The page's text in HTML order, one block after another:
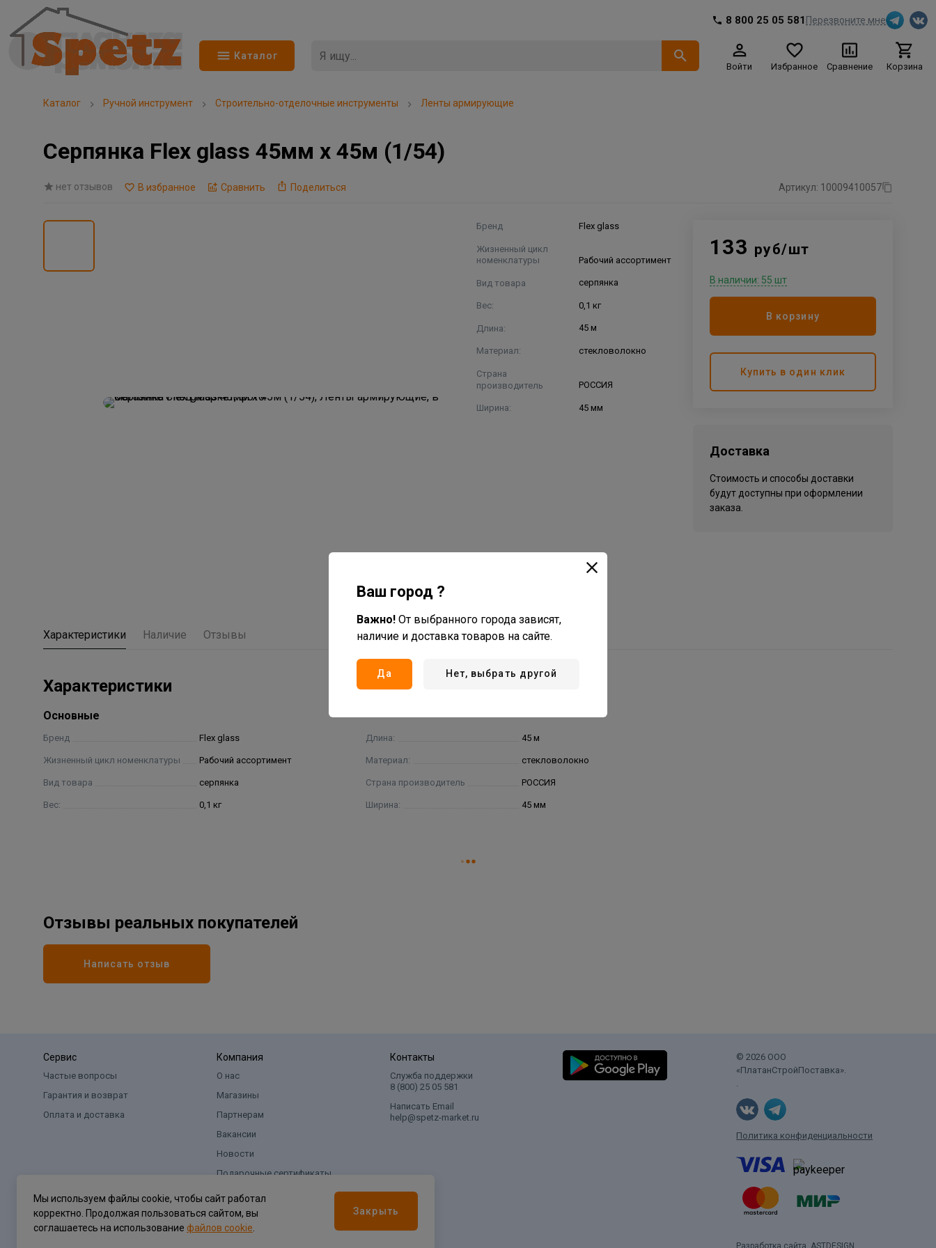
8 800 25 05 581 Перезвоните мне
Каталог
Войти Избранное Сравнение Корзина
Каталог Ручной инструмент Строительно-отделочные инструменты Ленты армирующие
Серпянка Flex glass 45мм х 45м (1/54)
нет отзывов В избранное Сравнить Поделиться Артикул: 10009410057
Бренд Flex glass
Жизненный цикл
номенклатуры
Рабочий ассортимент
Вид товара серпянка
Вес: 0,1 кг
Длина: 45 м
Материал: стекловолокно
Страна
производитель
РОССИЯ
Ширина: 45 мм
133 руб/шт
В наличии: 55 шт
В корзину
Купить в один клик
Доставка
Стоимость и способы доставки
будут доступны при оформлении
заказа.
Характеристики Наличие Отзывы
Характеристики
Основные
Бренд Flex glass
Жизненный цикл номенклатуры Рабочий ассортимент
Вид товара серпянка
Вес: 0,1 кг
Длина: 45 м
Материал: стекловолокно
Страна производитель РОССИЯ
Ширина: 45 мм
Отзывы реальных покупателей
Написать отзыв
Сервис
Частые вопросы
Гарантия и возврат
Оплата и доставка
Компания
О нас
Магазины
Партнерам
Вакансии
Новости
Подарочные сертификаты
Контакты
Служба поддержки
8 (800) 25 05 581
Написать Email
help@spetz-market.ru
© 2026 ООО
«ПлатанСтройПоставка».
.
Политика конфиденциальности
Разработка сайта ASTDESIGN
Ваш город ?
Важно! От выбранного города зависят,
наличие и доставка товаров на сайте.
Да Нет, выбрать другой
Мы используем файлы cookie, чтобы сайт работал
корректно. Продолжая пользоваться сайтом, вы
соглашаетесь на использование файлов cookie
Закрыть